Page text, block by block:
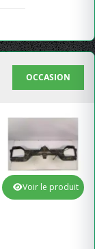
OCCASION
Voir le produit